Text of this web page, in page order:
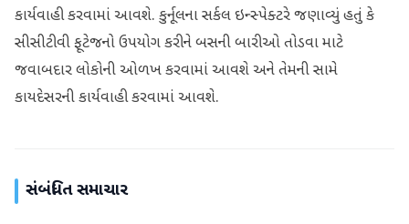
કાર્યવાહી કરવામાં આવશે. કુર્નૂલના સર્કલ ઇન્સ્પેક્ટરે જણાવ્યું હતું કે
સીસીટીવી ફૂટેજનો ઉપયોગ કરીને બસની બારીઓ તોડવા માટે
જવાબદાર લોકોની ઓળખ કરવામાં આવશે અને તેમની સામે
કાયદેસરની કાર્યવાહી કરવામાં આવશે.
સંબંધિત સમાચાર